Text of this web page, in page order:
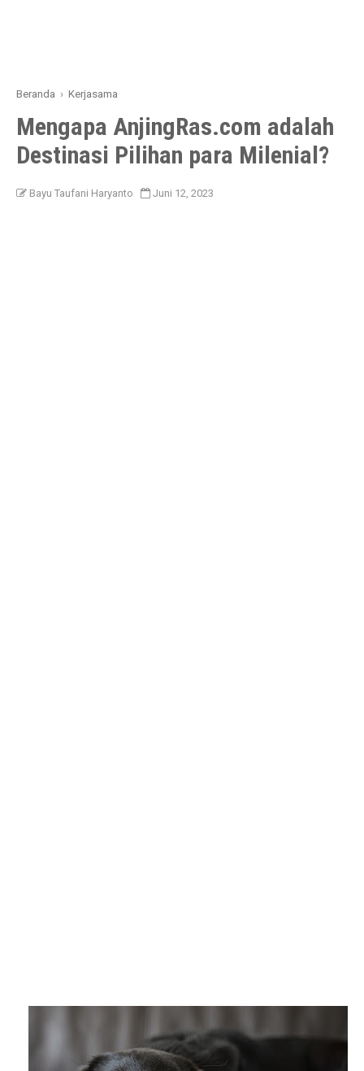
Beranda ›Kerjasama
Mengapa AnjingRas.com adalah
Destinasi Pilihan para Milenial?
Bayu Taufani Haryanto Juni 12, 2023